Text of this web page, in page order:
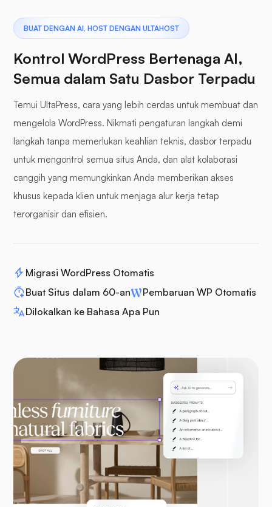
BUAT DENGAN AI, HOST DENGAN ULTAHOST
Kontrol WordPress Bertenaga AI,
Semua dalam Satu Dasbor Terpadu
Temui UltaPress, cara yang lebih cerdas untuk membuat dan
mengelola WordPress. Nikmati pengaturan langkah demi
langkah tanpa memerlukan keahlian teknis, dasbor terpadu
untuk mengontrol semua situs Anda, dan alat kolaborasi
canggih yang memungkinkan Anda memberikan akses
khusus kepada klien untuk menjaga alur kerja tetap
terorganisir dan efisien.
Migrasi WordPress Otomatis
Buat Situs dalam 60-an
Pembaruan WP Otomatis
Dilokalkan ke Bahasa Apa Pun